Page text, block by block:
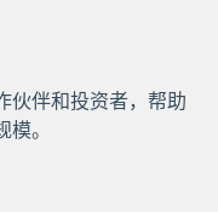
伙伴和投资者，帮助
。